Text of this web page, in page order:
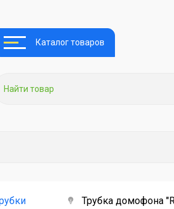
Каталог товаров
Трубка домофона